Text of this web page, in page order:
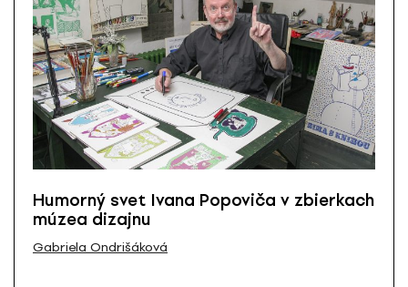
Humorný svet Ivana Popoviča v zbierkach
múzea dizajnu
Gabriela Ondrišáková